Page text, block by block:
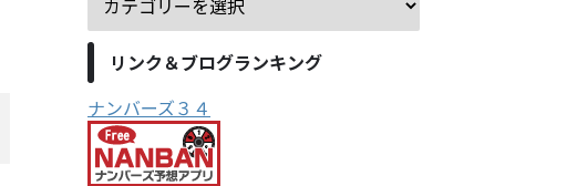
リンク＆ブログランキング
ナンバーズ３４